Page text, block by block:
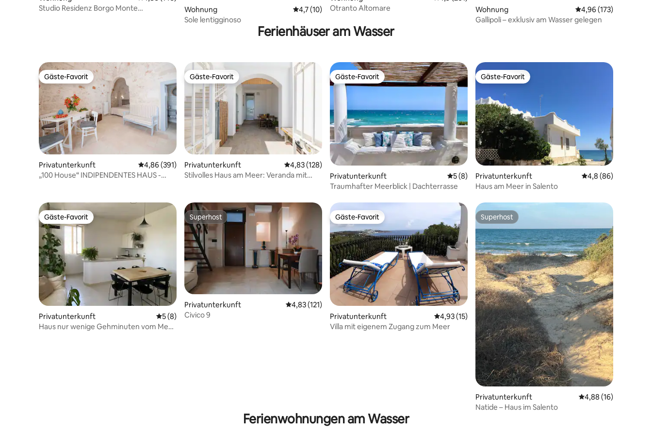
Studio Residenz Borgo Monte
Wohnung Durchschnittliche Bewertung: 4,7 von 5, 10 Bewertungen
4,7 (10)
Sole lentigginoso
Otranto Altomare
Wohnung Durchschnittliche
4,96 (173)
Gallipoli – exklusiv am Wasser gelegen
Ferienhäuser am Wasser
Gäste-Favorit
Gäste-Favorit
Privatunterkunft Durchschnittliche Bewertung: 4,86 von 5, 391 Bewertungen
4,86 (391)
„100 House“ INDIPENDENTES HAUS -
Gäste-Favorit
Gäste-Favorit
Privatunterkunft Durchschnittliche Bewertung: 4,83 von 5, 128 Bewertungen
4,83 (128)
Stilvolles Haus am Meer: Veranda mit
Gäste-Favorit
Gäste-Favorit
Privatunterkunft Durchschnittliche Bewertung: 5 von 5, 8 Bewertungen
5 (8)
Traumhafter Meerblick | Dachterrasse
Gäste-Favorit
Gäste-Favorit
Privatunterkunft Durchschnittliche
4,8 (86)
Haus am Meer in Salento
Gäste-Favorit
Gäste-Favorit
Privatunterkunft Durchschnittliche Bewertung: 5 von 5, 8 Bewertungen
5 (8)
Haus nur wenige Gehminuten vom Meer
Superhost
Superhost
Privatunterkunft Durchschnittliche Bewertung: 4,83 von 5, 121 Bewertungen
4,83 (121)
Civico 9
Gäste-Favorit
Gäste-Favorit
Privatunterkunft Durchschnittliche Bewertung: 4,93 von 5, 15 Bewertungen
4,93 (15)
Villa mit eigenem Zugang zum Meer
Superhost
Superhost
Privatunterkunft Durchschnittliche
4,88 (16)
Natide – Haus im Salento
Ferienwohnungen am Wasser